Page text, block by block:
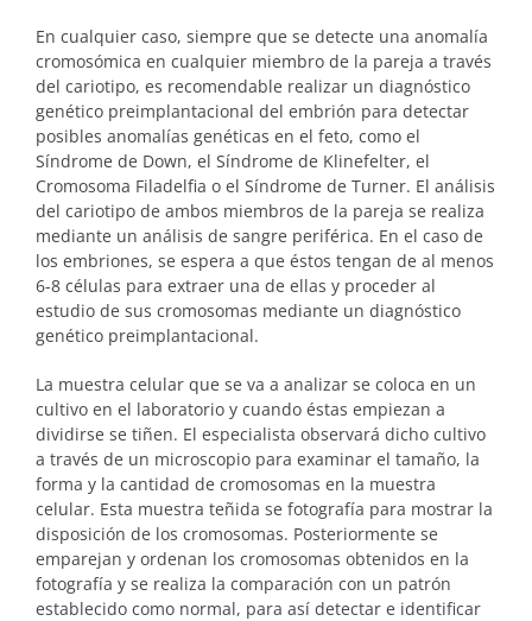
En cualquier caso, siempre que se detecte una anomalía
cromosómica en cualquier miembro de la pareja a través
del cariotipo, es recomendable realizar un diagnóstico
genético preimplantacional del embrión para detectar
posibles anomalías genéticas en el feto, como el
Síndrome de Down, el Síndrome de Klinefelter, el
Cromosoma Filadelfia o el Síndrome de Turner. El análisis
del cariotipo de ambos miembros de la pareja se realiza
mediante un análisis de sangre periférica. En el caso de
los embriones, se espera a que éstos tengan de al menos
6-8 células para extraer una de ellas y proceder al
estudio de sus cromosomas mediante un diagnóstico
genético preimplantacional.
La muestra celular que se va a analizar se coloca en un
cultivo en el laboratorio y cuando éstas empiezan a
dividirse se tiñen. El especialista observará dicho cultivo
a través de un microscopio para examinar el tamaño, la
forma y la cantidad de cromosomas en la muestra
celular. Esta muestra teñida se fotografía para mostrar la
disposición de los cromosomas. Posteriormente se
emparejan y ordenan los cromosomas obtenidos en la
fotografía y se realiza la comparación con un patrón
establecido como normal, para así detectar e identificar